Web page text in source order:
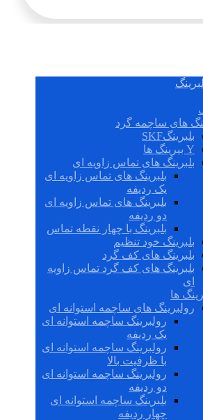
های ساچمه گرد
بلبرینگSKF
Y بیرینگ ها
بلبرینگ های تماس زاویه ای
بلبرینگ های تماس زاویه ای
یک ردیفه
بلبرینگ های تماس زاویه ای
دو ردیفه
بلبرینگ با چهار نقطه تماس
بلبرینگ خود تنظیم
بلبرینگ های کف گرد
بلبرینگ های کف گرد تماس زاویه
ای
ها
رولبرینگ های ساچمه استوانه ای
رولبرینگ ساچمه استوانه ای
یک ردیفه
رولبرینگ ساچمه استوانه ای
با ظرفیت بالا
رولبرینگ ساچمه استوانه ای
دو ردیفه
بلبرینگ ساچمه استوانه ای
چهار ردیفه